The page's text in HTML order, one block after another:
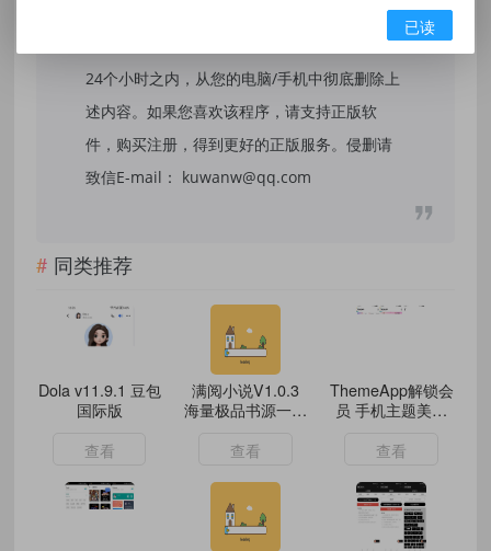
保证内容的长久可用性，通过使用本站内容随
之而来的风险与本站无关，您必须在下载后的
24个小时之内，从您的电脑/手机中彻底删除上
述内容。如果您喜欢该程序，请支持正版软
件，购买注册，得到更好的正版服务。侵删请
致信E-mail： kuwanw@qq.com
同类推荐
Dola v11.9.1 豆包
国际版
查看
满阅小说V1.0.3
海量极品书源一网
查看
ThemeApp解锁会
员 手机主题美化
查看
已读